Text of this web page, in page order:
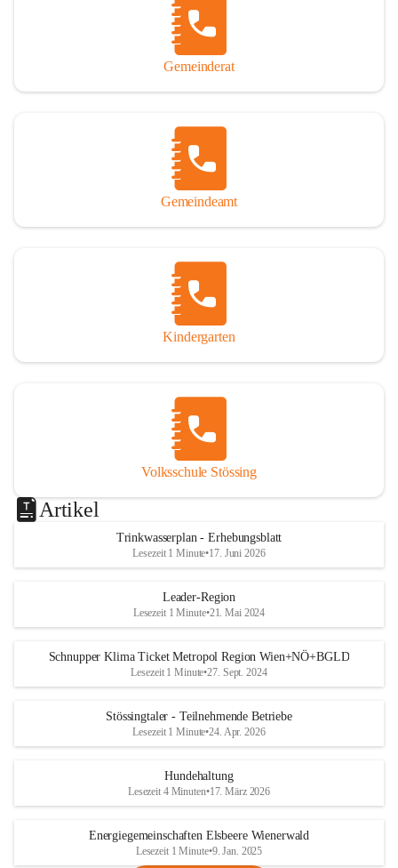
Gemeinderat
Gemeindeamt
Kindergarten
Volksschule Stössing
Artikel
Trinkwasserplan - Erhebungsblatt
Lesezeit 1 Minute•17. Juni 2026
Leader-Region
Lesezeit 1 Minute•21. Mai 2024
Schnupper Klima Ticket Metropol Region Wien+NÖ+BGLD
Lesezeit 1 Minute•27. Sept. 2024
Stössingtaler - Teilnehmende Betriebe
Lesezeit 1 Minute•24. Apr. 2026
Hundehaltung
Lesezeit 4 Minuten•17. März 2026
Energiegemeinschaften Elsbeere Wienerwald
Lesezeit 1 Minute•9. Jan. 2025